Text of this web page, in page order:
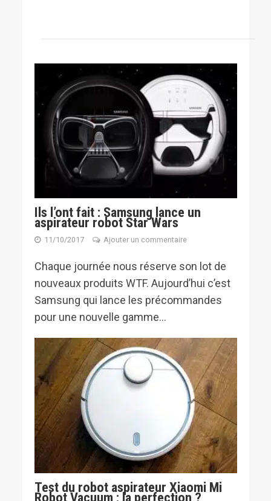
Ils l’ont fait : Samsung lance un
aspirateur robot Star Wars
11/10/2017 Ajouter un commentaire
Chaque journée nous réserve son lot de
nouveaux produits WTF. Aujourd’hui c’est
Samsung qui lance les précommandes
pour une nouvelle gamme...
Test du robot aspirateur Xiaomi Mi
Robot Vacuum : la perfection ?